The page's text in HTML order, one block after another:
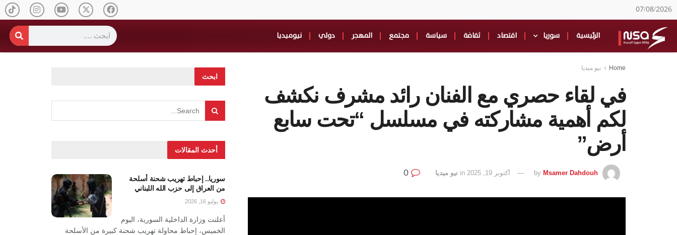
07/08/2026
الرئيسية سوريا اقتصاد ثقافة سياسة مجتمع المهجر دولي نيوميديا
Home نيو ميديا
في لقاء حصري مع الفنان رائد مشرف نكشف
لكم أهمية مشاركته في مسلسل “تحت سابع
أرض”
by Msamer Dahdouh أكتوبر 19, 2025 in نيو ميديا
ابحث
أحدث المقالات
سوريا.. إحباط تهريب شحنة أسلحة
من العراق إلى حزب الله اللبناني
يوليو 16, 2026
أعلنت وزارة الداخلية السورية، اليوم
الخميس، إحباط محاولة تهريب شحنة كبيرة من الأسلحة